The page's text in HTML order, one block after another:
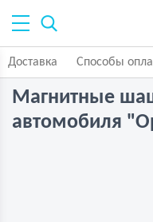
Доставка Способы
Магнитные
автомобиля